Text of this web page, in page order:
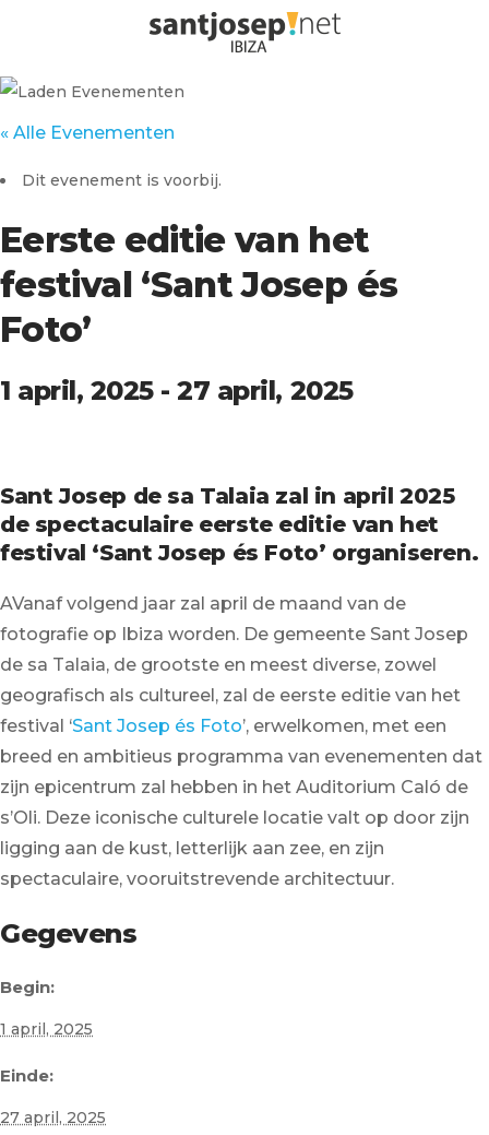
« Alle Evenementen
Dit evenement is voorbij.
Eerste editie van het
festival ‘Sant Josep és
Foto’
1 april, 2025-27 april, 2025
Sant Josep de sa Talaia zal in april 2025
de spectaculaire eerste editie van het
festival ‘Sant Josep és Foto’ organiseren.
AVanaf volgend jaar zal april de maand van de
fotografie op Ibiza worden. De gemeente Sant Josep
de sa Talaia, de grootste en meest diverse, zowel
geografisch als cultureel, zal de eerste editie van het
festival ‘Sant Josep és Foto’, erwelkomen, met een
breed en ambitieus programma van evenementen dat
zijn epicentrum zal hebben in het Auditorium Caló de
s’Oli. Deze iconische culturele locatie valt op door zijn
ligging aan de kust, letterlijk aan zee, en zijn
spectaculaire, vooruitstrevende architectuur.
Gegevens
Begin:
1 april, 2025
Einde:
27 april, 2025